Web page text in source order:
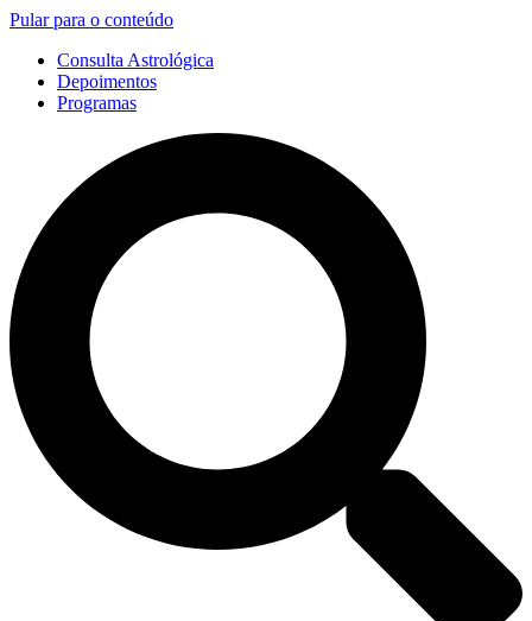
Pular para o conteúdo
Consulta Astrológica
Depoimentos
Programas